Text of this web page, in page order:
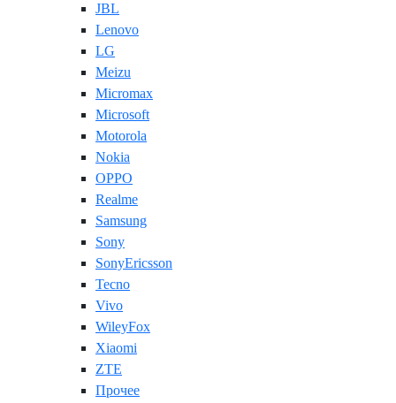
JBL
Lenovo
LG
Meizu
Micromax
Microsoft
Motorola
Nokia
OPPO
Realme
Samsung
Sony
SonyEricsson
Tecno
Vivo
WileyFox
Xiaomi
ZTE
Прочее